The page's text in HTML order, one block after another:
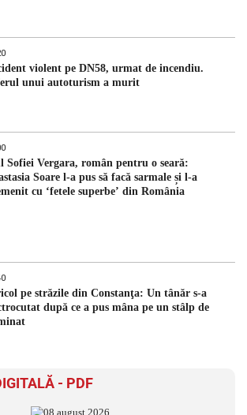
violent pe DN58, urmat de incendiu.
unui autoturism a murit
Sofiei Vergara, român pentru o seară:
Soare l-a pus să facă sarmale și l-a
cu ‘fetele superbe’ din România
pe străzile din Constanţa: Un tânăr s-a
după ce a pus mâna pe un stâlp de
- PDF